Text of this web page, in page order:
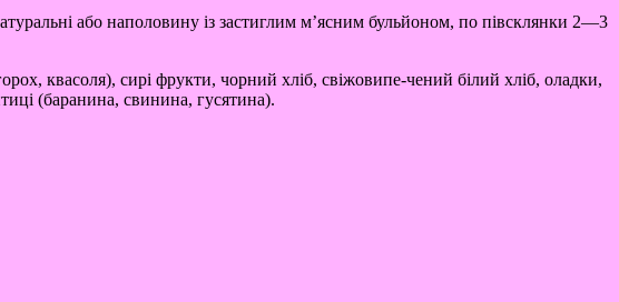
або наполовину із застиглим м’ясним бульйоном, по півсклянки 2—3
квасоля), сирі фрукти, чорний хліб, свіжовипе-чений білий хліб, оладки,
(баранина, свинина, гусятина).